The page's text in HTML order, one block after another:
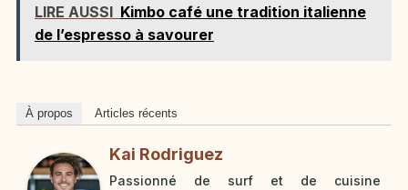
LIRE AUSSI Kimbo café une tradition italienne
de l’espresso à savourer
À propos Articles récents
Kai Rodriguez
Passionné de surf et de cuisine